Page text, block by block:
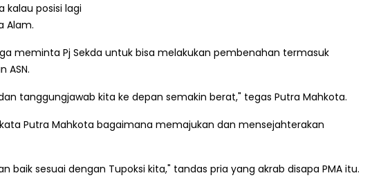
kalau posisi lagi
Alam.
meminta Pj Sekda untuk bisa melakukan pembenahan termasuk
ASN.
tanggungjawab kita ke depan semakin berat," tegas Putra Mahkota.
Putra Mahkota bagaimana memajukan dan mensejahterakan
baik sesuai dengan Tupoksi kita," tandas pria yang akrab disapa PMA itu.